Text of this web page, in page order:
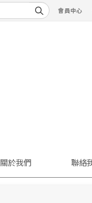
會員中心
關於我們 聯絡